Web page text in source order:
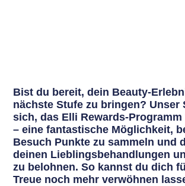
Bist du bereit, dein Beauty-
nächste Stufe zu bringen? Unser
sich, das Elli Rewards-
– eine fantastische Möglichkeit,
Besuch Punkte zu sammeln und
deinen Lieblingsbehandlungen
zu belohnen. So kannst du dich
Treue noch mehr verwöhnen